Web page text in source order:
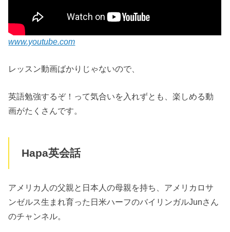
www.youtube.com
レッスン動画ばかりじゃないので、
英語勉強するぞ！って気合いを入れずとも、楽しめる動
画がたくさんです。
Hapa英会話
アメリカ人の父親と日本人の母親を持ち、アメリカロサ
ンゼルス生まれ育った日米ハーフのバイリンガルJunさん
のチャンネル。